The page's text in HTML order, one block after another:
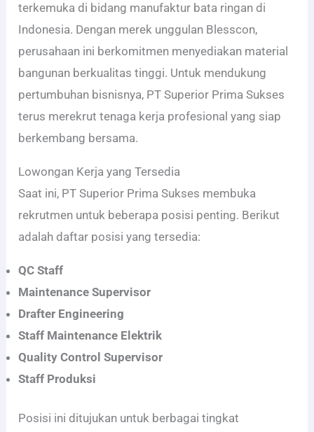
terkemuka di bidang manufaktur bata ringan di
Indonesia. Dengan merek unggulan Blesscon,
perusahaan ini berkomitmen menyediakan material
bangunan berkualitas tinggi. Untuk mendukung
pertumbuhan bisnisnya, PT Superior Prima Sukses
terus merekrut tenaga kerja profesional yang siap
berkembang bersama.
Lowongan Kerja yang Tersedia
Saat ini, PT Superior Prima Sukses membuka
rekrutmen untuk beberapa posisi penting. Berikut
adalah daftar posisi yang tersedia:
QC Staff
Maintenance Supervisor
Drafter Engineering
Staff Maintenance Elektrik
Quality Control Supervisor
Staff Produksi
Posisi ini ditujukan untuk berbagai tingkat